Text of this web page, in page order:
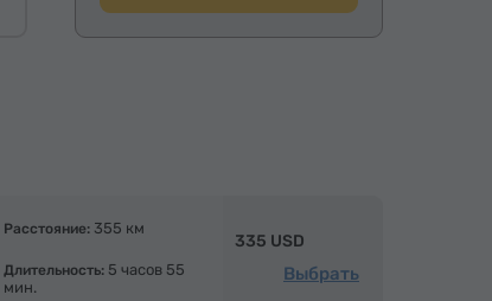
Расстояние: 355 км
Длительность: 5 часов 55
мин.
335 USD
Выбрать